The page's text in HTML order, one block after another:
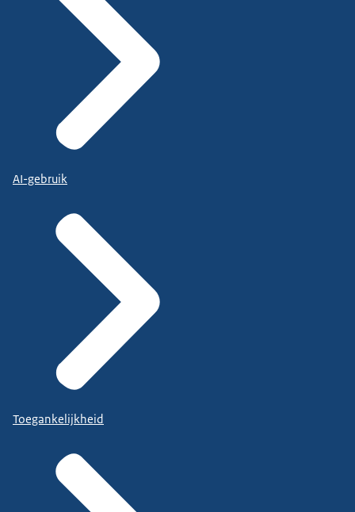
AI-gebruik
Toegankelijkheid